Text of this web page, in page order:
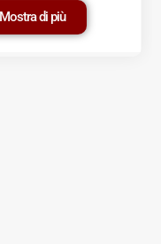
Mostra di più